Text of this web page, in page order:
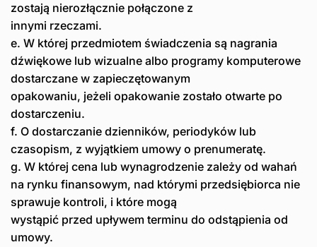
zostają nierozłącznie połączone z
innymi rzeczami.
e. W której przedmiotem świadczenia są nagrania
dźwiękowe lub wizualne albo programy komputerowe
dostarczane w zapieczętowanym
opakowaniu, jeżeli opakowanie zostało otwarte po
dostarczeniu.
f. O dostarczanie dzienników, periodyków lub
czasopism, z wyjątkiem umowy o prenumeratę.
g. W której cena lub wynagrodzenie zależy od wahań
na rynku finansowym, nad którymi przedsiębiorca nie
sprawuje kontroli, i które mogą
wystąpić przed upływem terminu do odstąpienia od
umowy.